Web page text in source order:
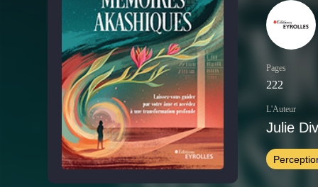
Pages
222
L'Auteur
Julie